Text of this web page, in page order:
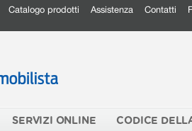
Catalogo prodotti Assistenza Contatti
SERVIZI ONLINE CODICE